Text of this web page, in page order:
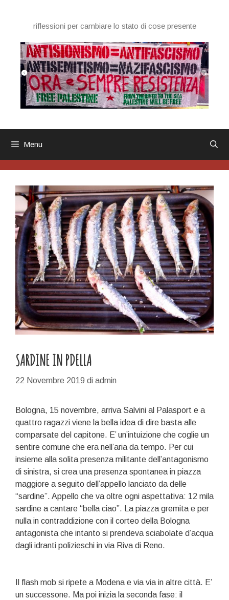
contenutoriflessioni per cambiare lo stato di cose presente
Menu
SARDINE IN PDELLA
22 Novembre 2019 di admin
Bologna, 15 novembre, arriva Salvini al Palasport e a
quattro ragazzi viene la bella idea di dire basta alle
comparsate del capitone. E’ un’intuizione che coglie un
sentire comune che era nell’aria da tempo. Per cui
insieme alla solita presenza militante dell’antagonismo
di sinistra, si crea una presenza spontanea in piazza
maggiore a seguito dell’appello lanciato da delle
“sardine”. Appello che va oltre ogni aspettativa: 12 mila
sardine a cantare “bella ciao”. La piazza gremita e per
nulla in contraddizione con il corteo della Bologna
antagonista che intanto si prendeva sciabolate d’acqua
dagli idranti polizieschi in via Riva di Reno.
Il flash mob si ripete a Modena e via via in altre città. E’
un successone. Ma poi inizia la seconda fase: il